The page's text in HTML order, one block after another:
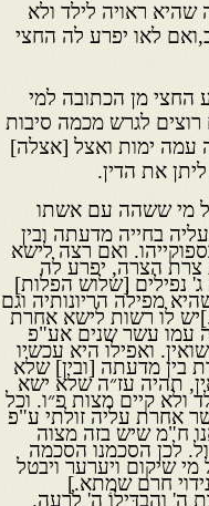
ראויה לילד ולא
לאו יפרע לה החצי
החצי מן הכתובה למי
לגרש מכמה סיבות
עמה ימות ואצל [אצלה]
את הדין.
מי ששהה עם אשתו
בחייה מדעתה ובין
ואם רצה לישא
הצרה, יפרע לה
נפילים [שלוש הפלות]
מפילה הריונותיה וגם
לו רשות לישא אחרת
עמו עשר שנים אע"פ
ואפילו היא עכשיו
בין מדעתה [ובין] שלא
תהיה עז״ה שלא ישא
קיים מצות פ״ו. וכל
אחרת עליה זולתי ע"פ
ח"מ שיש בזה מצוה
לכן הסכמנו הסכמה
שיקום ויערער ויבטל
חרם שמתא.]
הַ' וְהִבְדִּילוֹ הַ' לְרָעָה.